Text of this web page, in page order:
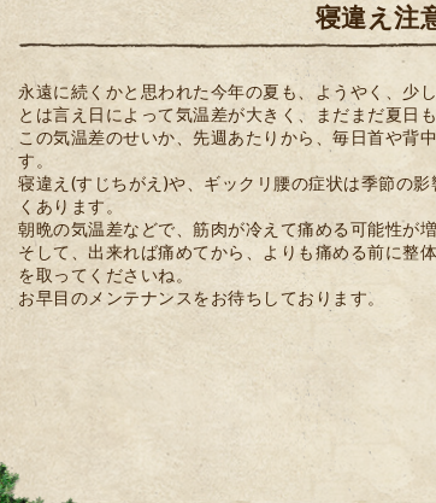
寝違え注
永遠に続くかと思われた今年の夏も、ようやく、少
とは言え日によって気温差が大きく、まだまだ夏日も
この気温差のせいか、先週あたりから、毎日首や背
す。
寝違え(すじちがえ)や、ギックリ腰の症状は季節の
くあります。
朝晩の気温差などで、筋肉が冷えて痛める可能性が
そして、出来れば痛めてから、よりも痛める前に整
を取ってくださいね。
お早目のメンテナンスをお待ちしております。